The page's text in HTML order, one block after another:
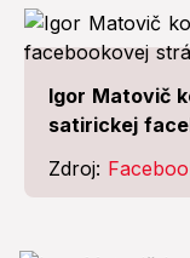
Igor Matovič
satirickej
Zdroj: